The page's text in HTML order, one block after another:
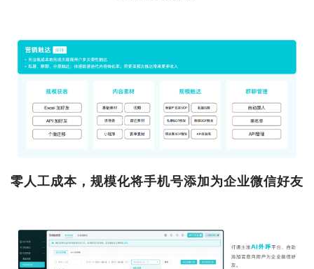
零人工成本，规模化将手机号添加为企业微信好友